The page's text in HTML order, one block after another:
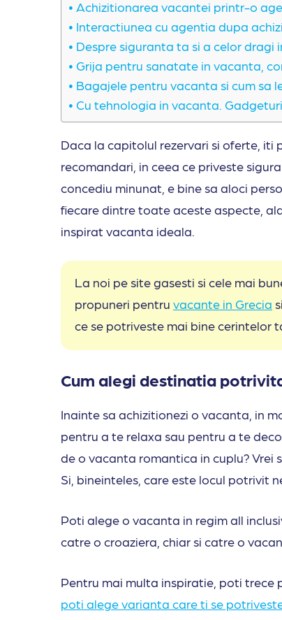
Achizitionarea vacantei printr-o
Interactiunea cu agentia dupa
Despre siguranta ta si a celor dragi
Grija pentru sanatate in vacanta,
Bagajele pentru vacanta si cum sa
Cu tehnologia in vacanta.
Daca la capitolul rezervari si oferte, iti
recomandari, in ceea ce priveste
concediu minunat, e bine sa aloci
fiecare dintre toate aceste aspecte,
inspirat vacanta ideala.
La noi pe site gasesti si cele mai
propuneri pentru vacante in Grecia si
ce se potriveste mai bine cerintelor
Cum alegi destinatia
Inainte sa achizitionezi o vacanta, in
pentru a te relaxa sau pentru a te
de o vacanta romantica in cuplu? Vrei
Si, bineinteles, care este locul potrivit
Poti alege o vacanta in regim all
catre o croaziera, chiar si catre o
Pentru mai multa inspiratie, poti trece
poti alege varianta care ti se